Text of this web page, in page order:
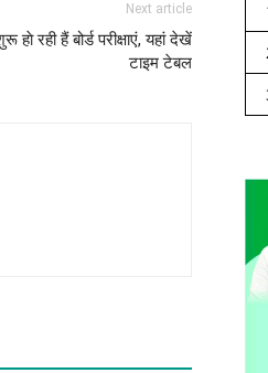
Next article
हाे रही हैं बोर्ड परीक्षाएं, यहां देखें
टाइम टेबल